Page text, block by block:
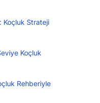
Koçluk Strateji
Koçluk
Rehberiyle